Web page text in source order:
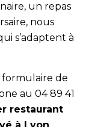
un repas
nous
s’adaptent à
formulaire de
au 04 89 41
restaurant